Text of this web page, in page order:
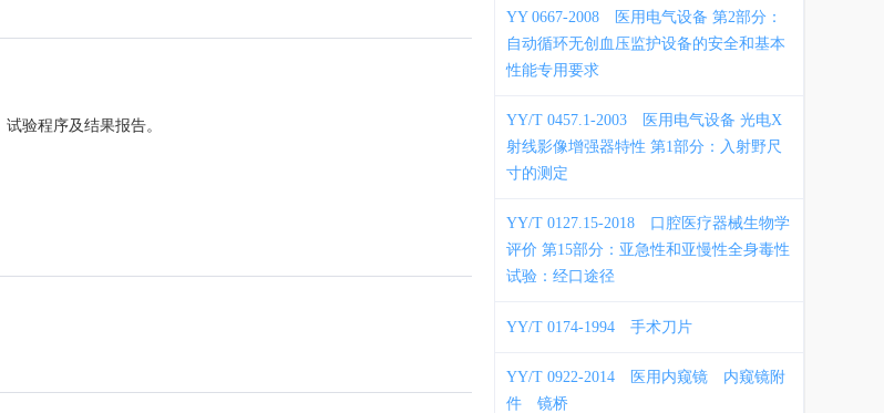
验程序及结果报告。
YY 0667-2008
医用电气设备 第2部分：
自动循环无创血压监护设备的安全和基本
性能专用要求
YY/T 0457.1-2003
医用电气设备 光电X
射线影像增强器特性 第1部分：入射野尺
寸的测定
YY/T 0127.15-2018
口腔医疗器械生物学
评价 第15部分：亚急性和亚慢性全身毒性
试验：经口途径
YY/T 0174-1994 手术刀片
YY/T 0922-2014
医用内窥镜 内窥镜附
件 镜桥